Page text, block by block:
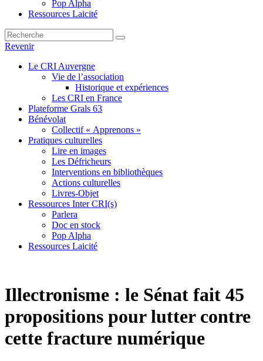
Pop Alpha
Ressources Laicité
Revenir
Le CRI Auvergne
Vie de l’association
Historique et expériences
Les CRI en France
Plateforme Grals 63
Bénévolat
Collectif « Apprenons »
Pratiques culturelles
Lire en images
Les Défricheurs
Interventions en bibliothèques
Actions culturelles
Livres-Objet
Ressources Inter CRI(s)
Parlera
Doc en stock
Pop Alpha
Ressources Laicité
Illectronisme : le Sénat fait 45
propositions pour lutter contre
cette fracture numérique